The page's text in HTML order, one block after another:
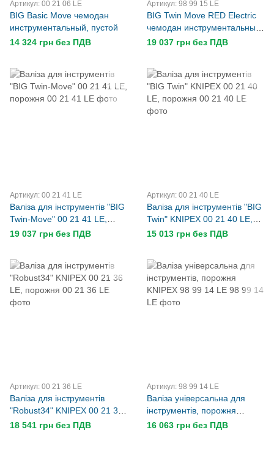
Артикул: 00 21 06 LE
BIG Basic Move чемодан
инструментальный, пустой
14 324 грн без ПДВ
Артикул: 98 99 15 LE
BIG Twin Move RED Electric
чемодан инструментальный,
пустой
19 037 грн без ПДВ
Артикул: 00 21 41 LE
Валіза для інструментів "BIG
Twin-Move" 00 21 41 LE,
порожня
19 037 грн без ПДВ
Артикул: 00 21 40 LE
Валіза для інструментів "BIG
Twin" KNIPEX 00 21 40 LE,
порожня
15 013 грн без ПДВ
Артикул: 00 21 36 LE
Валіза для інструментів
"Robust34" KNIPEX 00 21 36
LE, порожня
18 541 грн без ПДВ
Артикул: 98 99 14 LE
Валіза універсальна для
інструментів, порожня
KNIPEX 98 99 14 LE
16 063 грн без ПДВ